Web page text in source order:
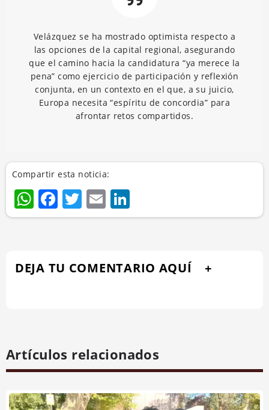
Velázquez se ha mostrado optimista respecto a
las opciones de la capital regional, asegurando
que el camino hacia la candidatura “ya merece la
pena” como ejercicio de participación y reflexión
conjunta, en un contexto en el que, a su juicio,
Europa necesita “espíritu de concordia” para
afrontar retos compartidos.
Compartir esta noticia:
WhatsApp
Facebook
Twitter
Email
DEJA TU COMENTARIO AQUÍ
Artículos relacionados